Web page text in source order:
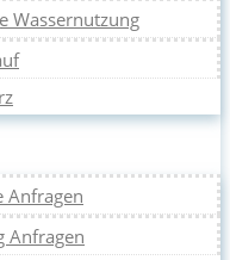
Wassernutzung
Anfragen
Anfragen